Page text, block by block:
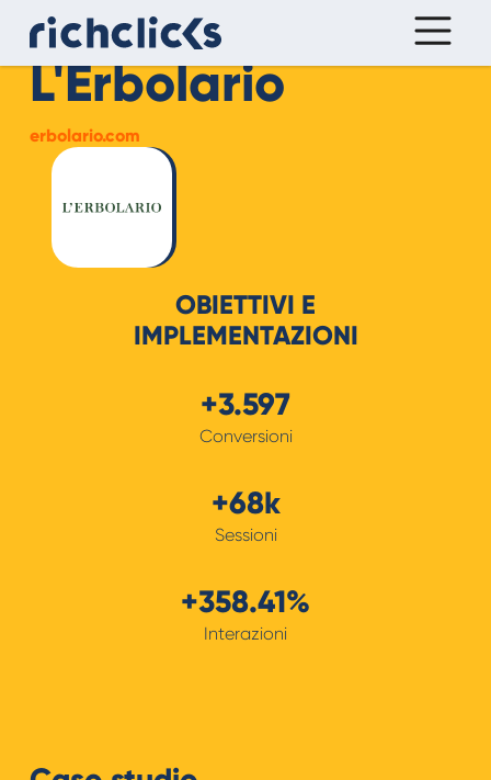
L'Erbolario
erbolario.com
OBIETTIVI E
IMPLEMENTAZIONI
+3.597
Conversioni
+68k
Sessioni
+358.41%
Interazioni